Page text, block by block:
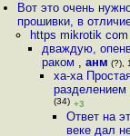
Вот это очень
прошивки, в
https mikrotik com
дваждую,
раком , анм (?),
ха-ха
(34) +3
Ответ на
веке дал